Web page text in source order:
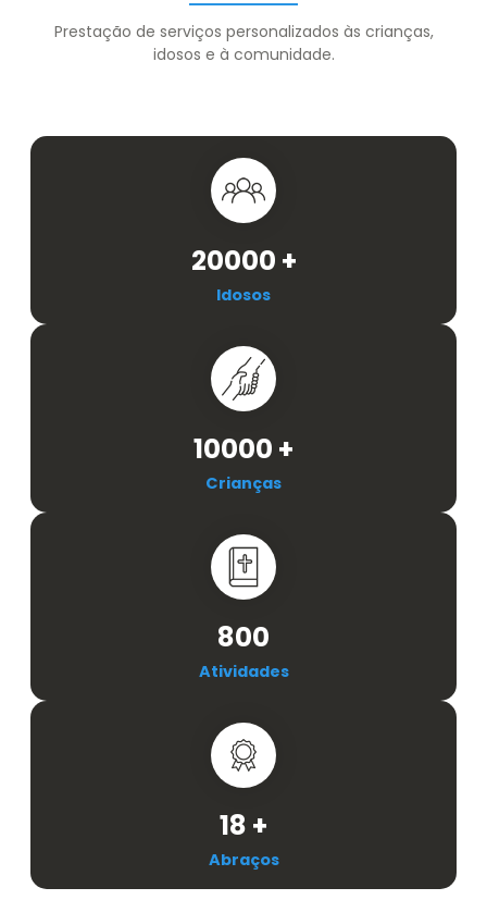
Prestação de serviços personalizados às crianças,
idosos e à comunidade.
20000 +
Idosos
10000 +
Crianças
800
Atividades
18 +
Abraços